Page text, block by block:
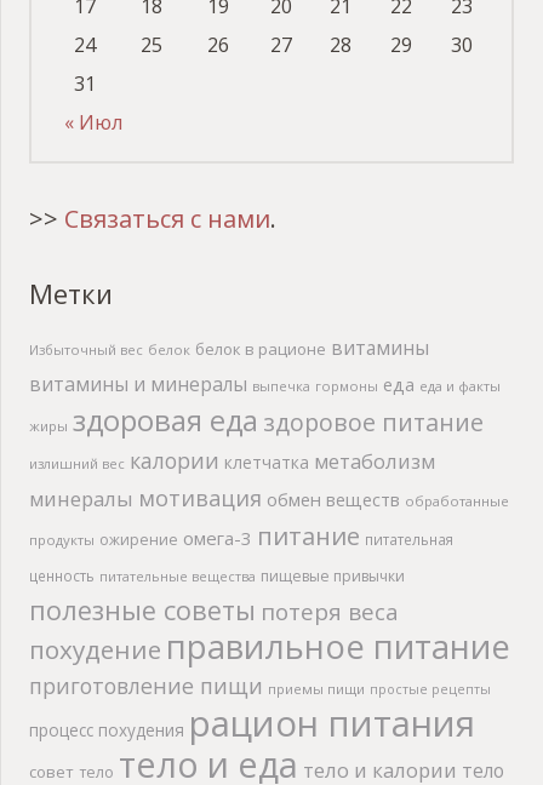
« Июл
17
18 19 20 21 22
23
24
25 26 27 28 29
30
31
>> Связаться с нами.
Метки
Избыточный вес белок белок в рационе витамины
витамины и минералы выпечка гормоны еда еда и факты
жиры здоровая еда здоровое питание
излишний вес калории клетчатка метаболизм
минералы мотивация обмен веществ обработанные
продукты ожирение омега-3 питание питательная
ценность питательные вещества пищевые привычки
полезные советы потеря веса
похудение правильное питание
приготовление пищи приемы пищи простые рецепты
процесс похудения рацион питания
совет тело тело и еда тело и калории тело